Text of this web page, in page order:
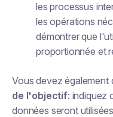
les processus
les opérations
démontrer que
proportionnée et
Vous devez également
de l'objectif: indiquez
données seront